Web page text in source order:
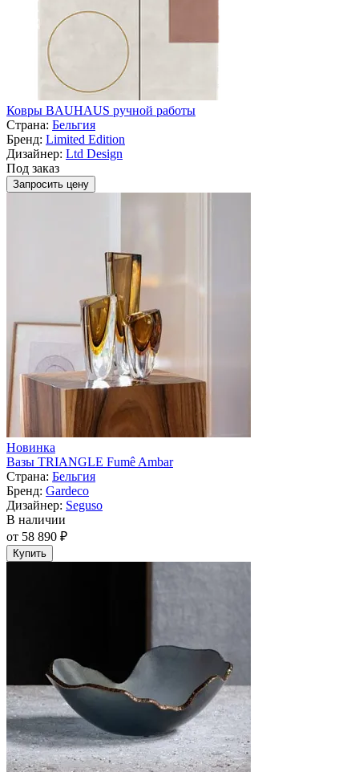
Ковры BAUHAUS ручной работы
Страна: Бельгия
Бренд: Limited Edition
Дизайнер: Ltd Design
Под заказ
Запросить цену
Новинка
Вазы TRIANGLE Fumê Ambar
Страна: Бельгия
Бренд: Gardeco
Дизайнер: Seguso
В наличии
от 58 890 ₽
Купить